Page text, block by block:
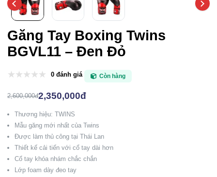
Găng Tay Boxing Twins
BGVL11 – Đen Đỏ
0 đánh giá Còn hàng
2,600,000đ2,350,000đ
Thương hiệu: TWINS
Mẫu găng mới nhất của Twins
Được làm thủ công tại Thái Lan
Thiết kế cải tiến với cổ tay dài hơn
Cổ tay khóa nhám chắc chắn
Lớp foam dày đeo tay